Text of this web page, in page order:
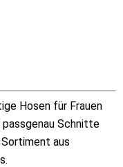
Hosen für Frauen
Schnitte
aus